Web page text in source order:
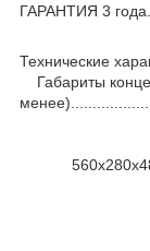
ГАРАНТИЯ 3 года.
Технические
Габариты